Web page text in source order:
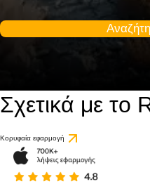
Σχετικά με το
Κορυφαία εφαρμογή